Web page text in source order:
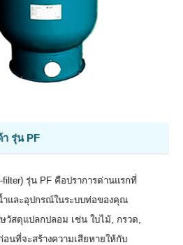
รุ่น PF
รุ่น PF คือปราการด่านแรกที่
ำและอุปกรณ์ในระบบท่อของคุณ
วัสดุแปลกปลอม เช่น ใบไม้, กรวด,
นที่จะสร้างความเสียหายให้กับ